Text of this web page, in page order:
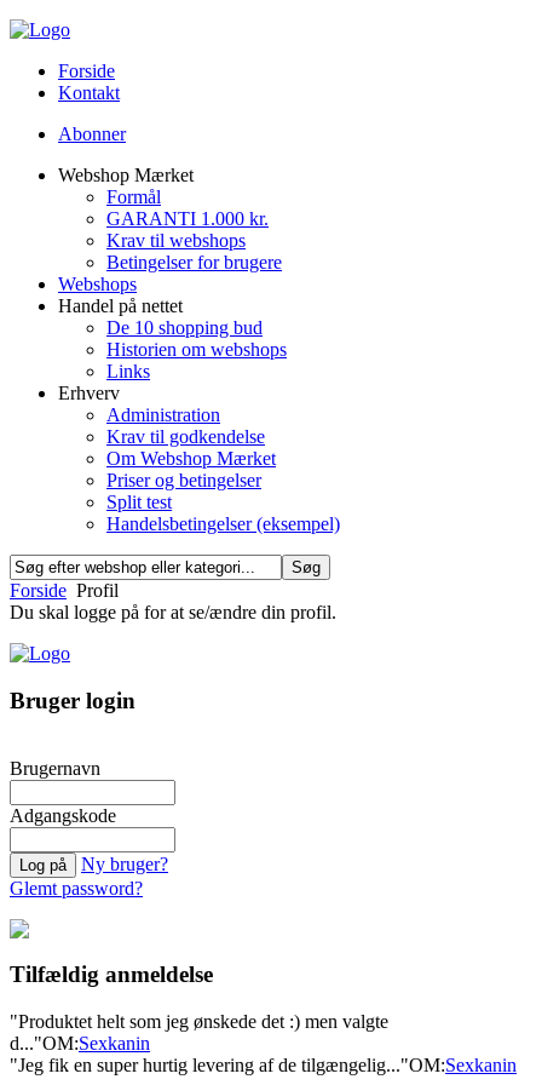
Forside
Kontakt
Abonner
Webshop Mærket
Formål
GARANTI 1.000 kr.
Krav til webshops
Betingelser for brugere
Webshops
Handel på nettet
De 10 shopping bud
Historien om webshops
Links
Erhverv
Administration
Krav til godkendelse
Om Webshop Mærket
Priser og betingelser
Split test
Handelsbetingelser (eksempel)
Forside Profil
Du skal logge på for at se/ændre din profil.
Bruger login
Brugernavn
Adgangskode
Ny bruger?
Glemt password?
Tilfældig anmeldelse
"Produktet helt som jeg ønskede det :) men valgte
d..."OM:Sexkanin
"Jeg fik en super hurtig levering af de tilgængelig..."OM:Sexkanin